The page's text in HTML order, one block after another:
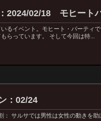
2024/02/18 モヒート
るイベント。モヒート・パーティ
らっています。 そして今回は特...
：02/24
： サルサでは男性は女性の動きを